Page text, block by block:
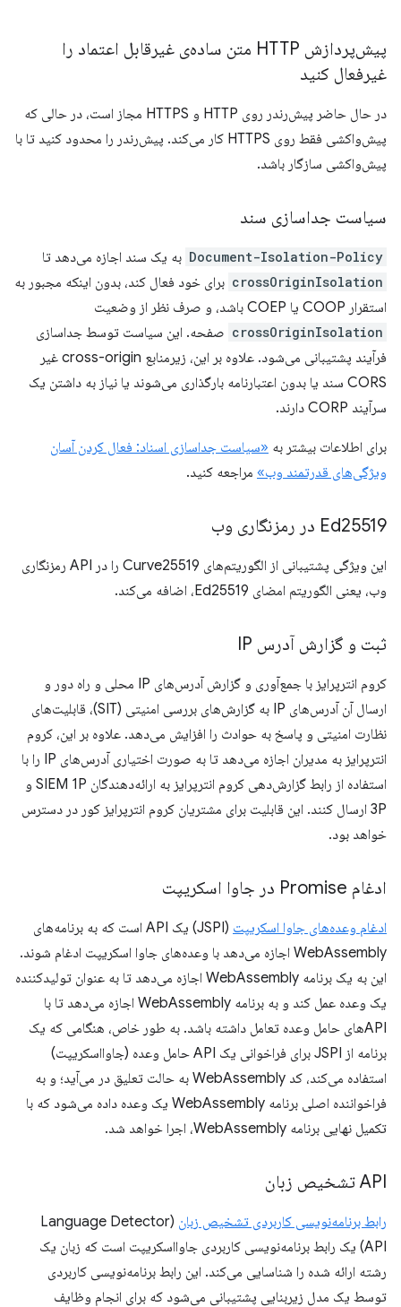
پیش‌پردازش HTTP متن ساده‌ی غیرقابل اعتماد را
غیرفعال کنید
در حال حاضر پیش‌رندر روی HTTP و HTTPS مجاز است، در حالی که
پیش‌واکشی فقط روی HTTPS کار می‌کند. پیش‌رندر را محدود کنید تا با
پیش‌واکشی سازگار باشد.
سیاست جداسازی سند
Document-Isolation-Policy به یک سند اجازه می‌دهد تا
crossOriginIsolation برای خود فعال کند، بدون اینکه مجبور به
استقرار COOP یا COEP باشد، و صرف نظر از وضعیت
crossOriginIsolation صفحه. این سیاست توسط جداسازی
فرآیند پشتیبانی می‌شود. علاوه بر این، زیرمنابع cross-origin غیر
CORS سند یا بدون اعتبارنامه بارگذاری می‌شوند یا نیاز به داشتن یک
سرآیند CORP دارند.
برای اطلاعات بیشتر به «سیاست جداسازی اسناد: فعال کردن آسان
ویژگی‌های قدرتمند وب» مراجعه کنید.
Ed25519 در رمزنگاری وب
این ویژگی پشتیبانی از الگوریتم‌های Curve25519 را در API رمزنگاری
وب، یعنی الگوریتم امضای Ed25519، اضافه می‌کند.
ثبت و گزارش آدرس IP
کروم انترپرایز با جمع‌آوری و گزارش آدرس‌های IP محلی و راه دور و
ارسال آن آدرس‌های IP به گزارش‌های بررسی امنیتی (SIT)، قابلیت‌های
نظارت امنیتی و پاسخ به حوادث را افزایش می‌دهد. علاوه بر این، کروم
انترپرایز به مدیران اجازه می‌دهد تا به صورت اختیاری آدرس‌های IP را با
استفاده از رابط گزارش‌دهی کروم انترپرایز به ارائه‌دهندگان SIEM 1P و
3P ارسال کنند. این قابلیت برای مشتریان کروم انترپرایز کور در دسترس
خواهد بود.
ادغام Promise در جاوا اسکریپت
ادغام وعده‌های جاوا اسکریپت
(JSPI) یک API است که به برنامه‌های
WebAssembly اجازه می‌دهد با وعده‌های جاوا اسکریپت ادغام شوند.
این به یک برنامه WebAssembly اجازه می‌دهد تا به عنوان تولیدکننده
یک وعده عمل کند و به برنامه WebAssembly اجازه می‌دهد تا با
APIهای حامل وعده تعامل داشته باشد. به طور خاص، هنگامی که یک
برنامه از JSPI برای فراخوانی یک API حامل وعده (جاوااسکریپت)
استفاده می‌کند، کد WebAssembly به حالت تعلیق در می‌آید؛ و به
فراخواننده اصلی برنامه WebAssembly یک وعده داده می‌شود که با
تکمیل نهایی برنامه WebAssembly، اجرا خواهد شد.
API تشخیص زبان
رابط برنامه‌نویسی کاربردی تشخیص زبان (Language Detector
API) یک رابط برنامه‌نویسی کاربردی جاوااسکریپت است که زبان یک
رشته ارائه شده را شناسایی می‌کند. این رابط برنامه‌نویسی کاربردی
توسط یک مدل زیربنایی پشتیبانی می‌شود که برای انجام وظایف